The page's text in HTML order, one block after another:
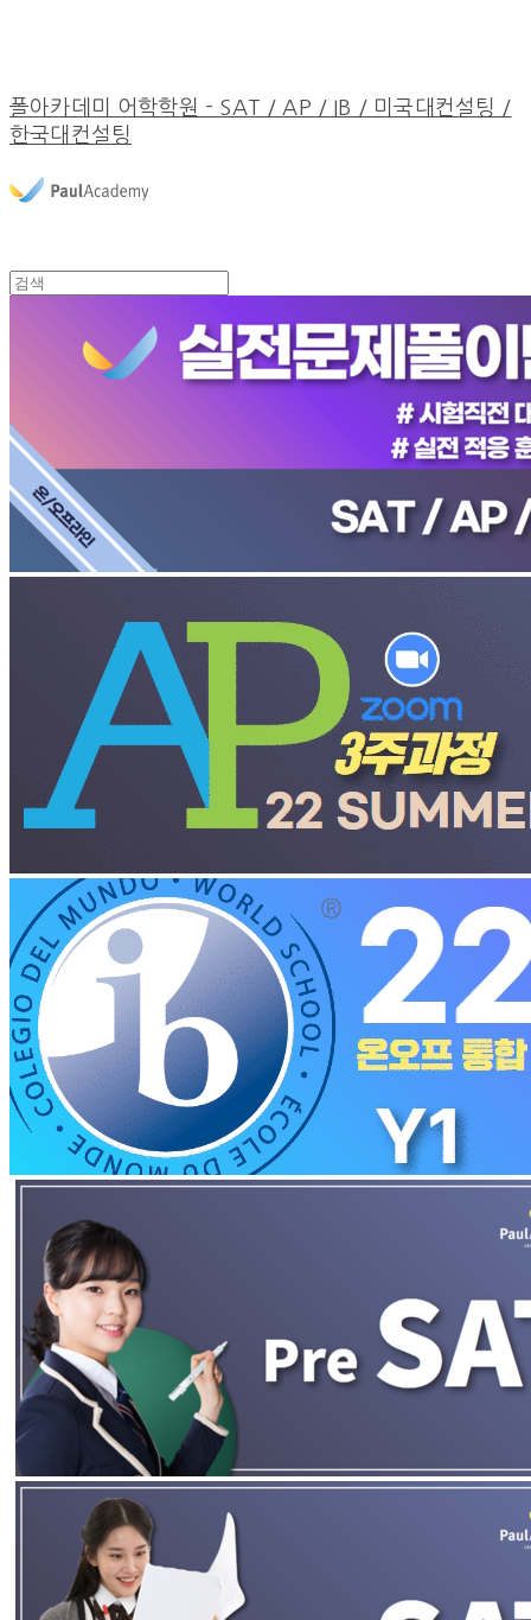
폴아카데미 어학학원 - SAT / AP / IB / 미국대컨설팅 /
한국대컨설팅